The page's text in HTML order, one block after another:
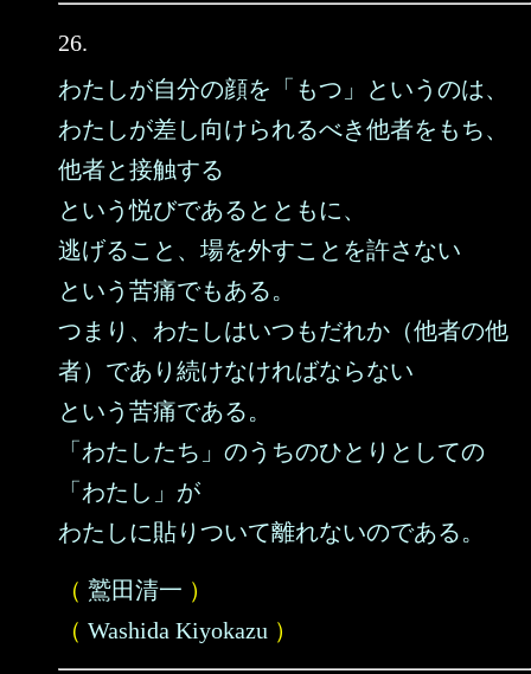
26.
わたしが自分の顔を「もつ」というのは、
わたしが差し向けられるべき他者をもち、
他者と接触する
という悦びであるとともに、
逃げること、場を外すことを許さない
という苦痛でもある。
つまり、わたしはいつもだれか（他者の他
者）であり続けなければならない
という苦痛である。
「わたしたち」のうちのひとりとしての
「わたし」が
わたしに貼りついて離れないのである。
（ 鷲田清一 ）
（ Washida Kiyokazu ）